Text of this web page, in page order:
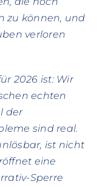
zu können, und
verloren
2026 ist: Wir
echten
der
sind real.
ist nicht
eine
Sperre